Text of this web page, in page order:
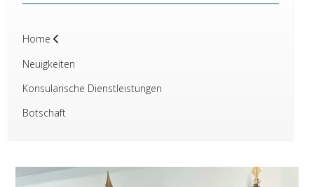
Home
Neuigkeiten
Konsularische Dienstleistungen
Botschaft